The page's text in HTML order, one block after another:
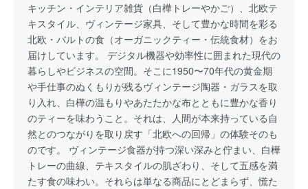
キッチン・インテリア雑貨（白樺トレーやかご）、北欧テ
キスタイル、ヴィンテージ家具、そして豊かな時間を彩る
北欧・バルトの食（オーガニックティー・伝統食材）をお
届けしています。 デジタル機器や効率性に囲まれた現代の
暮らしやビジネスの空間。そこに1950〜70年代の黄金期
や手仕事のぬくもりが残るヴィンテージ陶器・ガラスを取
り入れ、白樺の温もりやあたたかな布とともに豊かな香り
のティーを味わうこと。それは、人間が本来持っている自
然とのつながりを取り戻す「北欧への回帰」の体験そのも
のです。 ヴィンテージ食器が持つ深い深みと佇まい、白樺
トレーの曲線、テキスタイルの肌ざわり、そして五感を満
たす食の味わい。それらは単なる商品にとどまらず、慌た